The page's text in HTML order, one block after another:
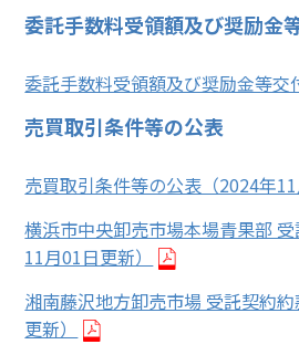
委託手数料受領額及び奨励金
委託手数料受領額及び奨励金等交
売買取引条件等の公表
売買取引条件等の公表（2024年11
横浜市中央卸売市場本場青果部
11月01日更新）
湘南藤沢地方卸売市場 受託契約
更新）